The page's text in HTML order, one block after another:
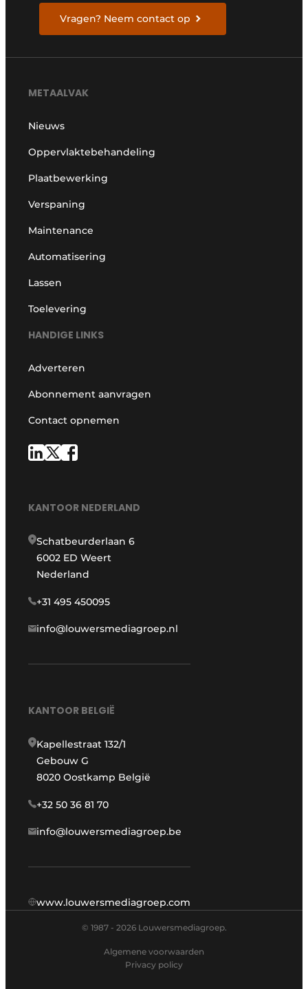
Vragen? Neem contact op
METAALVAK
Nieuws
Oppervlaktebehandeling
Plaatbewerking
Verspaning
Maintenance
Automatisering
Lassen
Toelevering
HANDIGE LINKS
Adverteren
Abonnement aanvragen
Contact opnemen
KANTOOR NEDERLAND
Schatbeurderlaan 6
6002 ED Weert
Nederland
+31 495 450095
info@louwersmediagroep.nl
KANTOOR BELGIË
Kapellestraat 132/1
Gebouw G
8020 Oostkamp België
+32 50 36 81 70
info@louwersmediagroep.be
www.louwersmediagroep.com
© 1987 - 2026 Louwersmediagroep.
Algemene voorwaarden
Privacy policy